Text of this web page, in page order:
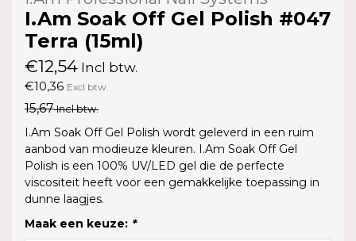
I.Am Soak Off Gel Polish #047
Terra (15ml)
€12,54 Incl btw.
€10,36 Excl btw.
15,67Incl btw.
I.Am Soak Off Gel Polish wordt geleverd in een ruim
aanbod van modieuze kleuren. I.Am Soak Off Gel
Polish is een 100% UV/LED gel die de perfecte
viscositeit heeft voor een gemakkelijke toepassing in
dunne laagjes.
Maak een keuze: *